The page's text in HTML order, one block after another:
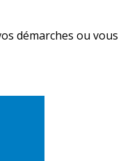
démarches ou vous